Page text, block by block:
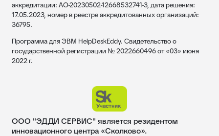
аккредитации: АО-20230502-12668532741-3, дата решения:
17.05.2023, номер в реестре аккредитованных организаций:
36795.
Программа для ЭВМ HelpDeskEddy. Свидетельство о
государственной регистрации № 2022660496 от «03» июня
2022 г.
ООО "ЭДДИ СЕРВИС" является резидентом
инновационного центра «Сколково».